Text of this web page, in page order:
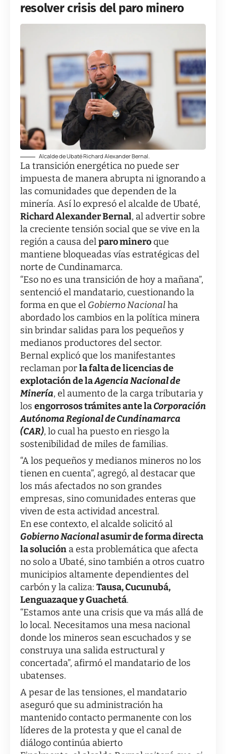
resolver crisis del paro minero
Alcalde de Ubaté Richard Alexander Bernal.
La transición energética no puede ser
impuesta de manera abrupta ni ignorando a
las comunidades que dependen de la
minería. Así lo expresó el alcalde de Ubaté,
Richard Alexander Bernal, al advertir sobre
la creciente tensión social que se vive en la
región a causa delparo mineroque
mantiene bloqueadas vías estratégicas del
norte de Cundinamarca.
“Eso no es una transición de hoy a mañana”,
sentenció el mandatario, cuestionando la
forma en que el Gobierno Nacionalha
abordado los cambios en la política minera
sin brindar salidas para los pequeños y
medianos productores del sector.
Bernal explicó que los manifestantes
reclaman porla falta de licencias de
explotación de laAgencia Nacional de
Minería, el aumento de la carga tributaria y
los engorrosos trámites ante laCorporación
Autónoma Regional de Cundinamarca
(CAR), lo cual ha puesto en riesgo la
sostenibilidad de miles de familias.
“A los pequeños y medianos mineros no los
tienen en cuenta”, agregó, al destacar que
los más afectados no son grandes
empresas, sino comunidades enteras que
viven de esta actividad ancestral.
En ese contexto, el alcalde solicitó al
Gobierno Nacionalasumir de forma directa
la solución a esta problemática que afecta
no solo a Ubaté, sino también a otros cuatro
municipios altamente dependientes del
carbón y la caliza: Tausa, Cucunubá,
Lenguazaque y Guachetá.
“Estamos ante una crisis que va más allá de
lo local. Necesitamos una mesa nacional
donde los mineros sean escuchados y se
construya una salida estructural y
concertada”, afirmó el mandatario de los
ubatenses.
A pesar de las tensiones, el mandatario
aseguró que su administración ha
mantenido contacto permanente con los
líderes de la protesta y que el canal de
diálogo continúa abierto